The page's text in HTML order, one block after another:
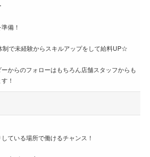
備！
で未経験からスキルアップをして給料UP☆
からのフォローはもちろん店舗スタッフからも
！
ている場所で働けるチャンス！